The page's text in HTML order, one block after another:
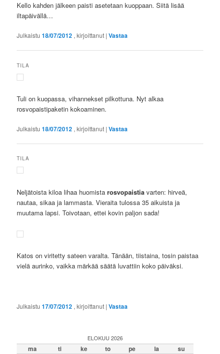
Kello kahden jälkeen paisti asetetaan kuoppaan. Siitä lisää
iltapäivällä…
Julkaistu18/07/2012 , kirjoittanut |Vastaa
TILA
Tuli on kuopassa, vihannekset pilkottuna. Nyt alkaa
rosvopaistipaketin kokoaminen.
Julkaistu18/07/2012 , kirjoittanut |Vastaa
TILA
Neljätoista kiloa lihaa huomistarosvopaistia varten: hirveä,
nautaa, sikaa ja lammasta. Vieraita tulossa 35 aikuista ja
muutama lapsi. Toivotaan, ettei kovin paljon sada!
Katos on viritetty sateen varalta. Tänään, tiistaina, tosin paistaa
vielä aurinko, vaikka märkää säätä luvattiin koko päiväksi.
Julkaistu17/07/2012 , kirjoittanut |Vastaa
ELOKUU 2026
ma ti ke to pe la su